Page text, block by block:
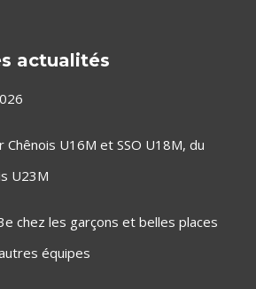
actualités
Chênois U16M et SSO U18M, du
U23M
chez les garçons et belles places
équipes